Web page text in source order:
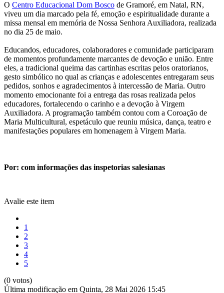
O Centro Educacional Dom Bosco de Gramoré, em Natal, RN,
viveu um dia marcado pela fé, emoção e espiritualidade durante a
missa mensal em memória de Nossa Senhora Auxiliadora, realizada
no dia 25 de maio.
Educandos, educadores, colaboradores e comunidade participaram
de momentos profundamente marcantes de devoção e união. Entre
eles, a tradicional queima das cartinhas escritas pelos oratorianos,
gesto simbólico no qual as crianças e adolescentes entregaram seus
pedidos, sonhos e agradecimentos à intercessão de Maria. Outro
momento emocionante foi a entrega das rosas realizada pelos
educadores, fortalecendo o carinho e a devoção à Virgem
Auxiliadora. A programação também contou com a Coroação de
Maria Multicultural, espetáculo que reuniu música, dança, teatro e
manifestações populares em homenagem à Virgem Maria.
Por: com informações das inspetorias salesianas
Avalie este item
1
2
3
4
5
(0 votos)
Última modificação em Quinta, 28 Mai 2026 15:45